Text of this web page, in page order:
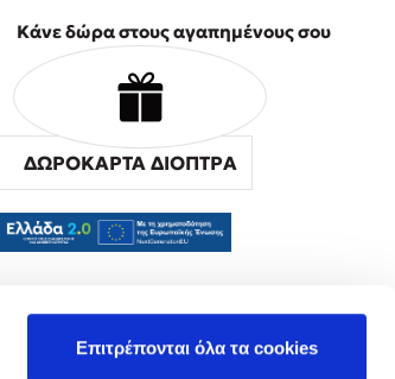
Επιτρέπονται όλα τα cookies
Κάνε δώρα στους αγαπημένους σου
ΔΩΡΟΚΑΡΤΑ ΔΙΟΠΤΡΑ